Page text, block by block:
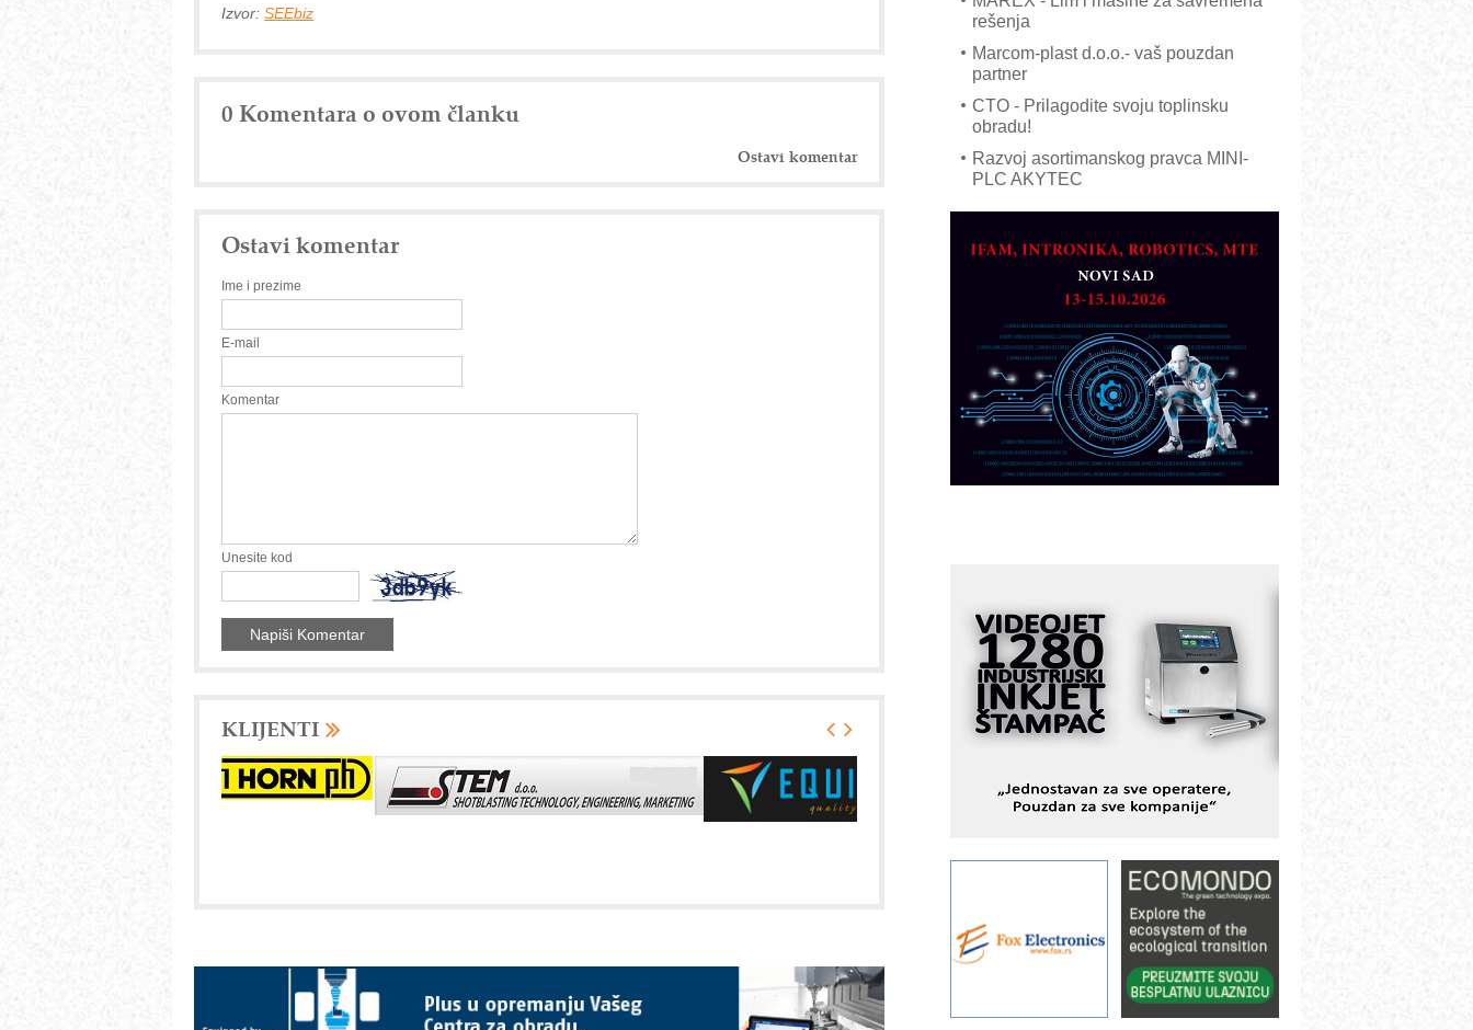
Izvor: SEEbiz
0 Komentara o ovom članku
Ostavi komentar
Ostavi komentar
Ime i prezime
E-mail
Komentar
Unesite kod
KLIJENTI
rešenja
Marcom-plast d.o.o.- vaš pouzdan
partner
CTO - Prilagodite svoju toplinsku
obradu!
Razvoj asortimanskog pravca MINI-
PLC AKYTEC
AUKOM: Svetski standard metrologije
MOTOMAN – NEXT-Robotika vođena
veštačkom inteligencijom
industrijsku automatizaciju
pionirskimmobile operator PANEL-OM
Fleksibilno stezanje i brzo
podešavanje u proizvodnji prototipova
KIP KOP – napredna rešenja za
savremene industrijske i logističke
objekte
kontrole kvaliteta
STAUFF – Komponente koje
povećavaju pouzdanost hidrauličkih
sistema
YAMADA pumpe – japanska
pouzdanost u transferu fluida
rešenja za filtraciju u hidrauličkim i
procesnim sistemima
industrije i biznisa
RILINEX kompanije Rittal
FANUC: Najbolje za vašu pametnu
automatizaciju
Efikasno upravljanje energijom
Automatizacija pakovanja · Display